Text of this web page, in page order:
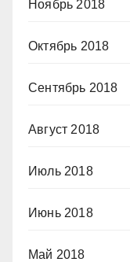
Ноябрь 2018
Октябрь 2018
Сентябрь 2018
Август 2018
Июль 2018
Июнь 2018
Май 2018